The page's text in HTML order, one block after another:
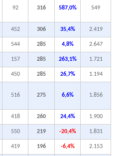
92 316 587,0% 549
452 306 35,4% 2.419
544 285 4,8% 2.647
157 285 263,1% 1.721
450 285 26,7% 1.194
516 275 6,6% 1.856
418 260 24,4% 1.900
550 219 -20,4% 1.831
419 196 -6,4% 2.153